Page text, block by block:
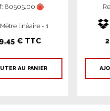
80505.00
linéaire - 1
€ TTC
AU PANIER